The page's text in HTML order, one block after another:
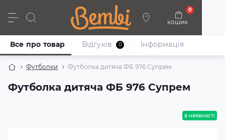
кошик
0
Дівчата Хлопці Немовлята Взуття
Футболки Футболка дитяча ФБ 976 Супрем
Футболка дитяча ФБ 976 Супрем
Все про товар Відгуків 0 Iнформація
в наявності